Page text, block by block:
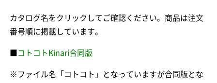
カタログ名をクリックしてご確認ください。商品は注文
番号順に掲載しています。
コトコトKinari合同版
※ファイル名「コトコト」となっていますが合同版とな